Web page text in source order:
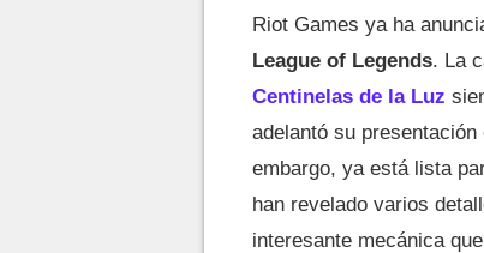
Riot Games ya ha
League of Legends. La
Centinelas de la Luz
adelantó su
embargo, ya está lista
han revelado varios
interesante mecánica